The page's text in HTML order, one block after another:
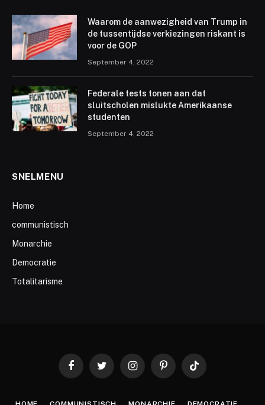
Waarom de aanwezigheid van Trump in
de tussentijdse verkiezingen riskant is
voor de GOP
September 4, 2022
Federale tests tonen aan dat
sluitscholen mislukte Amerikaanse
studenten
September 4, 2022
SNELMENU
Home
communistisch
Monarchie
Democratie
Totalitarisme
FacebookTwitter InstagramPinterestTikTok